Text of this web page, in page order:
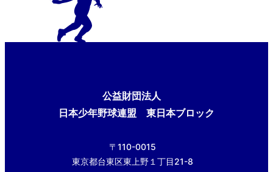
公益財団法人
日本少年野球連盟 東日本ブロック
〒110-0015
東京都台東区東上野１丁目21-8